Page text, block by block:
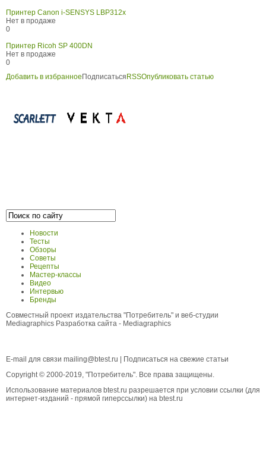
Принтер Canon i-SENSYS LBP312x
Нет в продаже
0
Принтер Ricoh SP 400DN
Нет в продаже
0
Добавить в избранное Подписаться RSSОпубликовать статью
Новости
Тесты
Обзоры
Советы
Рецепты
Мастер-классы
Видео
Интервью
Бренды
Совместный проект издательства "Потребитель" и веб-студии
Mediagraphics Разработка сайта - Mediagraphics
E-mail для связи mailing@btest.ru
Подписаться на свежие статьи
Copyright © 2000-2019, "Потребитель". Все права защищены.
Использование материалов btest.ru разрешается при условии ссылки (для
интернет-изданий - прямой гиперссылки) на btest.ru